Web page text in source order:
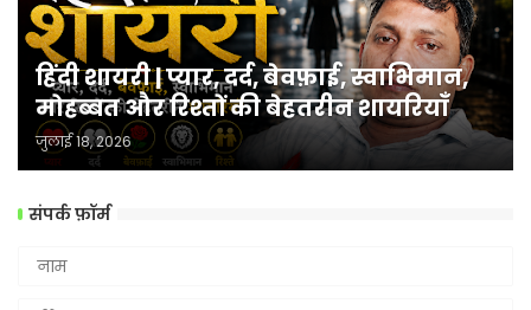
हिंदी शायरी | प्यार, दर्द, बेवफ़ाई, स्वाभिमान,
मोहब्बत और रिश्तों की बेहतरीन शायरियाँ
जुलाई 18, 2026
संपर्क फ़ॉर्म